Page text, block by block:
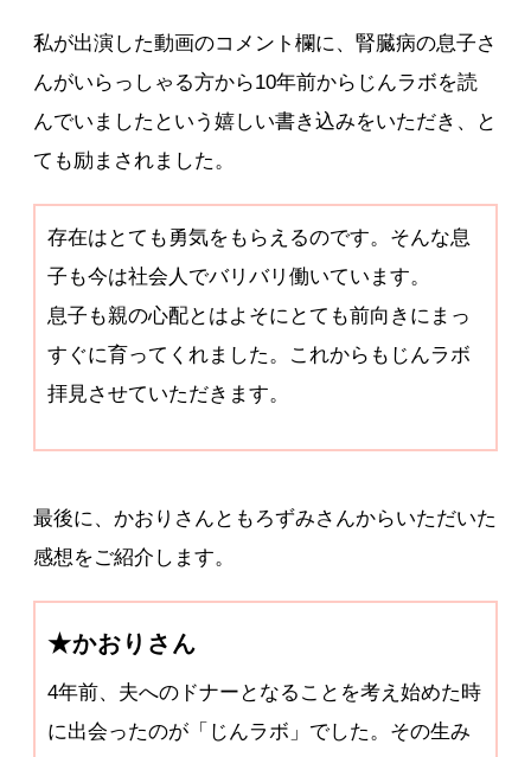
私が出演した動画のコメント欄に、腎臓病の息子さ
んがいらっしゃる方から10年前からじんラボを読
んでいましたという嬉しい書き込みをいただき、と
ても励まされました。
存在はとても勇気をもらえるのです。そんな息
子も今は社会人でバリバリ働いています。
息子も親の心配とはよそにとても前向きにまっ
すぐに育ってくれました。これからもじんラボ
拝見させていただきます。
最後に、かおりさんともろずみさんからいただいた
感想をご紹介します。
★かおりさん
4年前、夫へのドナーとなることを考え始めた時
に出会ったのが「じんラボ」でした。その生み